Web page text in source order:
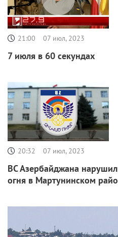
21:00 07 июл, 2023
7 июля в 60 секундах
20:32 07 июл, 2023
ВС Азербайджана
огня в Мартунинском